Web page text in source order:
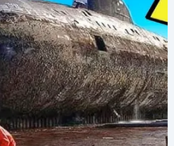
сказала я. — Потому что
другое.
мои слова. Наконец
я сделал?
на себя